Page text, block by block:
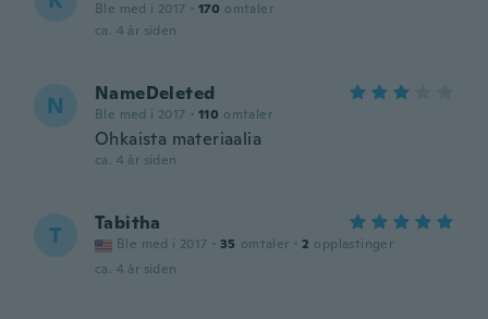
Ble med i 2017 · 170 omtaler
ca. 4 år siden
N NameDeleted
Ble med i 2017 · 110 omtaler
Ohkaista materiaalia
ca. 4 år siden
T Tabitha
Ble med i 2017 · 35 omtaler · 2 opplastinger
ca. 4 år siden